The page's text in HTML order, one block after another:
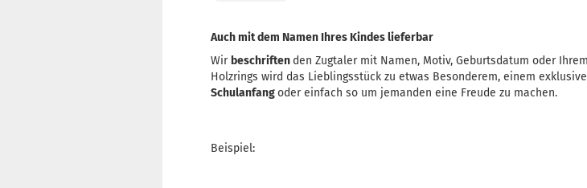
Auch mit dem Namen Ihres Kindes lieferbar
Wir beschriften den Zugtaler mit Namen, Motiv, Geburtsdatum oder
Holzrings wird das Lieblingsstück zu etwas Besonderem, einem
Schulanfangoder einfach so um jemanden eine Freude zu machen.
Beispiel: